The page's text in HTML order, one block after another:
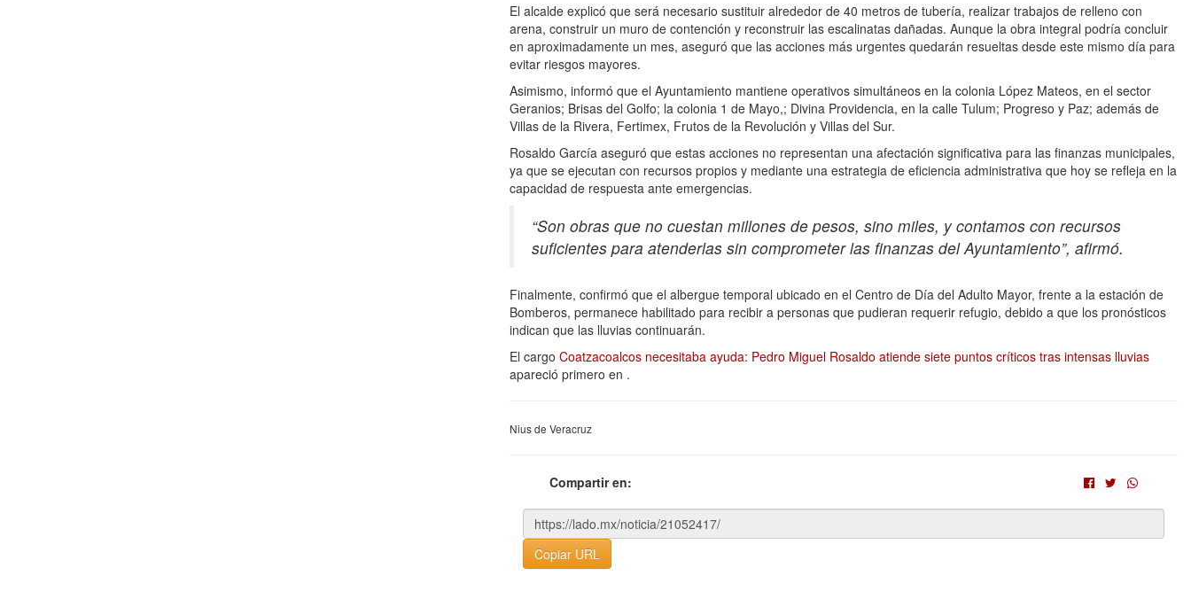
El alcalde explicó que será necesario sustituir alrededor de 40 metros de tubería, realizar trabajos de relleno con
arena, construir un muro de contención y reconstruir las escalinatas dañadas. Aunque la obra integral podría concluir
en aproximadamente un mes, aseguró que las acciones más urgentes quedarán resueltas desde este mismo día para
evitar riesgos mayores.
Asimismo, informó que el Ayuntamiento mantiene operativos simultáneos en la colonia López Mateos, en el sector
Geranios; Brisas del Golfo; la colonia 1 de Mayo,; Divina Providencia, en la calle Tulum; Progreso y Paz; además de
Villas de la Rivera, Fertimex, Frutos de la Revolución y Villas del Sur.
Rosaldo García aseguró que estas acciones no representan una afectación significativa para las finanzas municipales,
ya que se ejecutan con recursos propios y mediante una estrategia de eficiencia administrativa que hoy se refleja en la
capacidad de respuesta ante emergencias.
“Son obras que no cuestan millones de pesos, sino miles, y contamos con recursos
suficientes para atenderlas sin comprometer las finanzas del Ayuntamiento”, afirmó.
Finalmente, confirmó que el albergue temporal ubicado en el Centro de Día del Adulto Mayor, frente a la estación de
Bomberos, permanece habilitado para recibir a personas que pudieran requerir refugio, debido a que los pronósticos
indican que las lluvias continuarán.
El cargo Coatzacoalcos necesitaba ayuda: Pedro Miguel Rosaldo atiende siete puntos críticos tras intensas lluvias
apareció primero en .
Nius de Veracruz
Compartir en:
Copiar URL